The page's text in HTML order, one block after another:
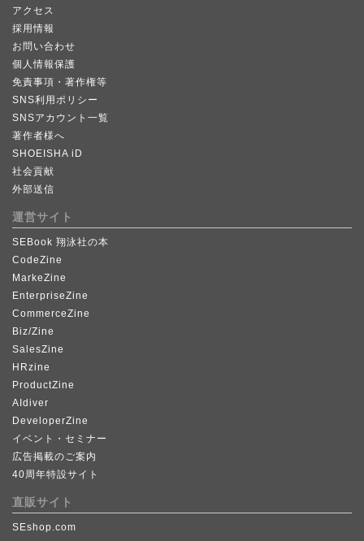
アクセス
採用情報
お問い合わせ
個人情報保護
免責事項・著作権等
SNS利用ポリシー
SNSアカウント一覧
著作者様へ
SHOEISHA iD
社会貢献
外部送信
運営サイト
SEBook 翔泳社の本
CodeZine
MarkeZine
EnterpriseZine
CommerceZine
Biz/Zine
SalesZine
HRzine
ProductZine
AIdiver
DeveloperZine
イベント・セミナー
広告掲載のご案内
40周年特設サイト
直販サイト
SEshop.com